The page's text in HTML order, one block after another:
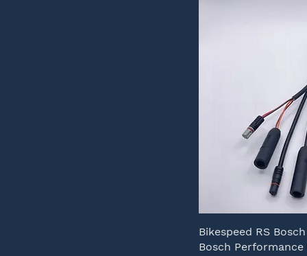
Bikespeed RS
Bosch Performance